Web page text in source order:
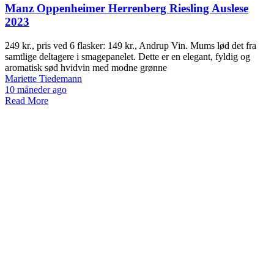
Manz Oppenheimer Herrenberg Riesling Auslese
2023
249 kr., pris ved 6 flasker: 149 kr., Andrup Vin. Mums lød det fra
samtlige deltagere i smagepanelet. Dette er en elegant, fyldig og
aromatisk sød hvidvin med modne grønne
Mariette Tiedemann
10 måneder ago
Read More